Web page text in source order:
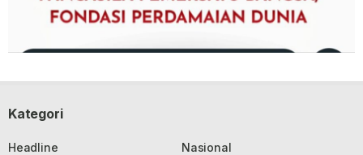
Kategori
Headline
Nasional